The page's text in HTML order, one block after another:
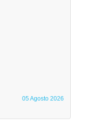
05 Agosto 2026